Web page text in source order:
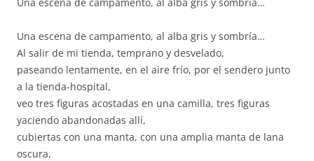
Una escena de campamento, al alba gris y sombría…
Al salir de mi tienda, temprano y desvelado,
paseando lentamente, en el aire frío, por el sendero junto
a la tienda-hospital,
veo tres figuras acostadas en una camilla, tres figuras
yaciendo abandonadas allí,
cubiertas con una manta, con una amplia manta de lana
oscura,